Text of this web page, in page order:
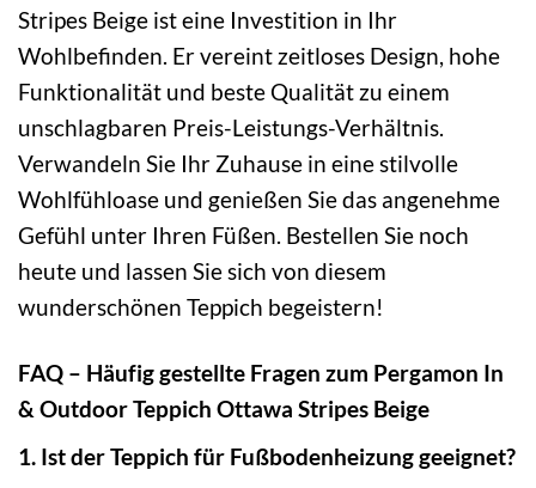
Stripes Beige ist eine Investition in Ihr
Wohlbefinden. Er vereint zeitloses Design, hohe
Funktionalität und beste Qualität zu einem
unschlagbaren Preis-Leistungs-Verhältnis.
Verwandeln Sie Ihr Zuhause in eine stilvolle
Wohlfühloase und genießen Sie das angenehme
Gefühl unter Ihren Füßen. Bestellen Sie noch
heute und lassen Sie sich von diesem
wunderschönen Teppich begeistern!
FAQ – Häufig gestellte Fragen zum Pergamon In
& Outdoor Teppich Ottawa Stripes Beige
1. Ist der Teppich für Fußbodenheizung geeignet?